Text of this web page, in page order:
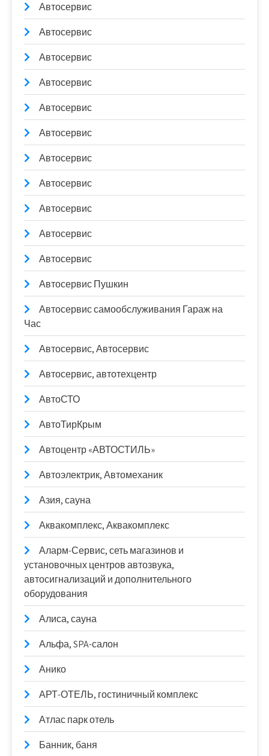
Автосервис
Автосервис
Автосервис
Автосервис
Автосервис
Автосервис
Автосервис
Автосервис
Автосервис
Автосервис
Автосервис
Автосервис Пушкин
Автосервис самообслуживания Гараж на
Час
Автосервис, Автосервис
Автосервис, автотехцентр
АвтоСТО
АвтоТирКрым
Автоцентр «АВТОСТИЛЬ»
Автоэлектрик, Автомеханик
Азия, сауна
Аквакомплекс, Аквакомплекс
Аларм-Сервис, сеть магазинов и
установочных центров автозвука,
автосигнализаций и дополнительного
оборудования
Алиса, сауна
Альфа, SPA-салон
Анико
АРТ-ОТЕЛЬ, гостиничный комплекс
Атлас парк отель
Банник, баня